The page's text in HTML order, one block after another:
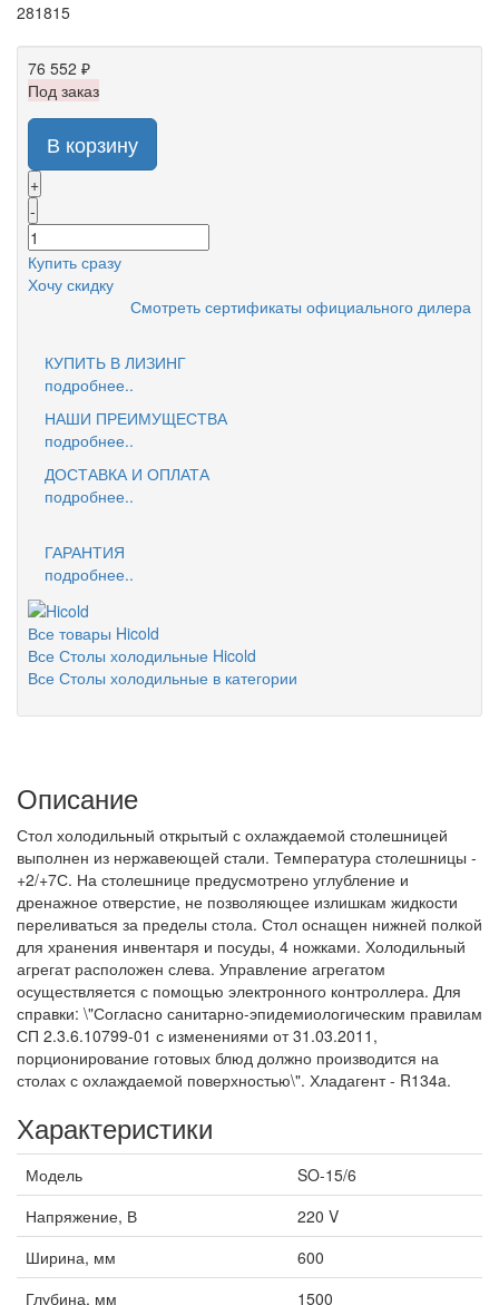
281815
76 552 ₽
Под заказ
В корзину
+
-
Купить сразу
Хочу скидку
Смотреть сертификаты официального дилера
КУПИТЬ В ЛИЗИНГ
подробнее..
НАШИ ПРЕИМУЩЕСТВА
подробнее..
ДОСТАВКА И ОПЛАТА
подробнее..
ГАРАНТИЯ
подробнее..
Все товары Hicold
Все Столы холодильные Hicold
Все Столы холодильные в категории
Описание
Стол холодильный открытый с охлаждаемой столешницей
выполнен из нержавеющей стали. Температура столешницы -
+2/+7С. На столешнице предусмотрено углубление и
дренажное отверстие, не позволяющее излишкам жидкости
переливаться за пределы стола. Стол оснащен нижней полкой
для хранения инвентаря и посуды, 4 ножками. Холодильный
агрегат расположен слева. Управление агрегатом
осуществляется с помощью электронного контроллера. Для
справки: \"Согласно санитарно-эпидемиологическим правилам
СП 2.3.6.10799-01 с изменениями от 31.03.2011,
порционирование готовых блюд должно производится на
столах с охлаждаемой поверхностью\". Хладагент - R134a.
Характеристики
Модель
SO-15/6
Напряжение, В
220 V
Ширина, мм
600
Глубина, мм
1500